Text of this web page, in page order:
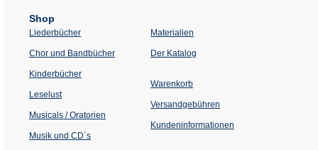
Shop
Liederbücher
Chor und Bandbücher
Kinderbücher
Leselust
Musicals / Oratorien
Musik und CD´s
Materialien
Der Katalog
Warenkorb
Versandgebühren
Kundeninformationen